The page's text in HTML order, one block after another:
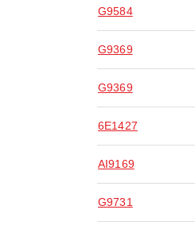
G9584
G9369
G9369
6E1427
AI9169
G9731